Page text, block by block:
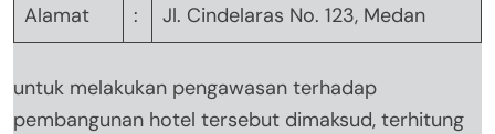
Alamat
: Jl. Cindelaras No. 123, Medan
untuk melakukan pengawasan terhadap
pembangunan hotel tersebut dimaksud, terhitung